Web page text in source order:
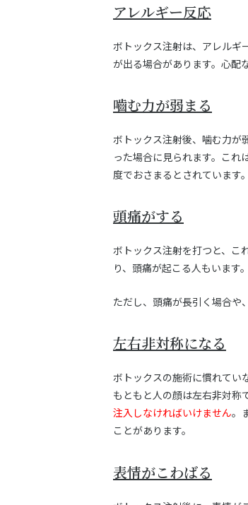
アレルギー反応
ボトックス注射は、アレルギ
が出る場合があります。心配
嚙む力が弱まる
ボトックス注射後、噛む力が
った場合に見られます。これ
度でおさまるとされています。
頭痛がする
ボトックス注射を打つと、こ
り、頭痛が起こる人もいます
ただし、頭痛が長引く場合や
左右非対称になる
ボトックスの施術に慣れてい
もともと人の顔は左右非対称
注入しなければいけません。
ことがあります。
表情がこわばる